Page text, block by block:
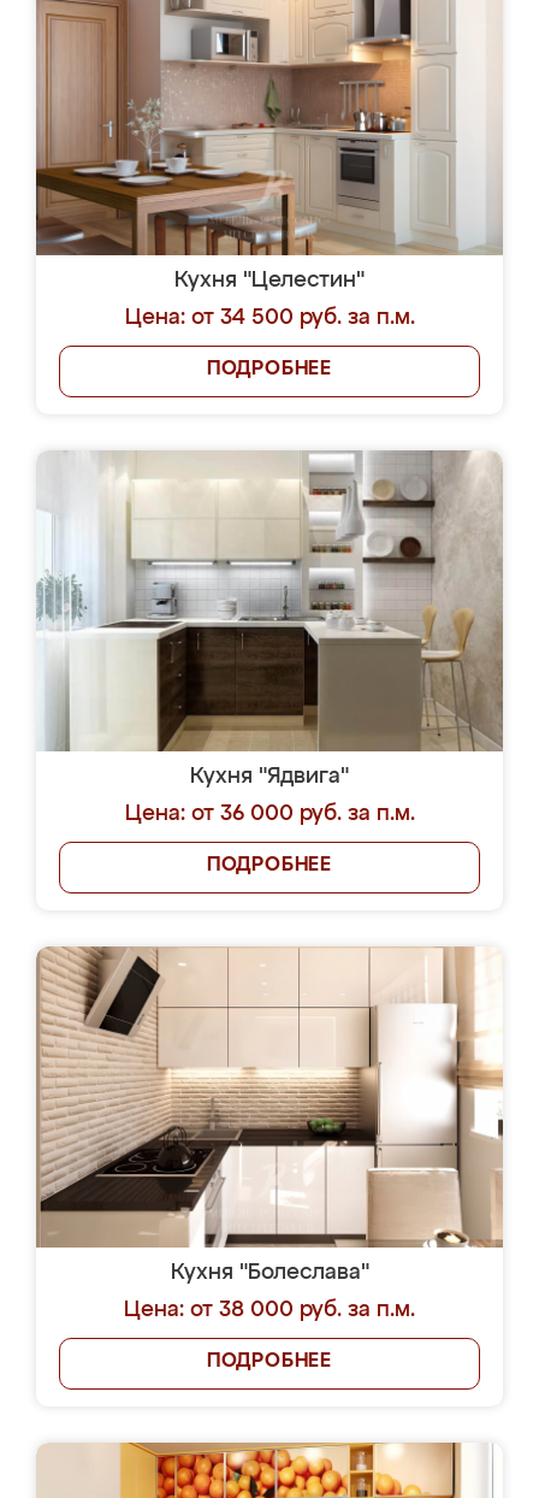
Кухня "Целестин"
Цена: от 34 500 руб. за п.м.
ПОДРОБНЕЕ
Кухня "Ядвига"
Цена: от 36 000 руб. за п.м.
ПОДРОБНЕЕ
Кухня "Болеслава"
Цена: от 38 000 руб. за п.м.
ПОДРОБНЕЕ